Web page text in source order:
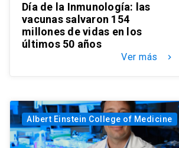
Día de la Inmunología: las
vacunas salvaron 154
millones de vidas en los
últimos 50 años
Ver más keyboard_arrow_right
Albert Einstein College of Medicine